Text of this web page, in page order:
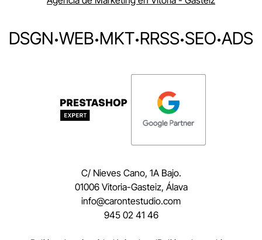
DSGN·WEB·MKT·RRSS·SEO·ADS
C/ Nieves Cano, 1A Bajo.
01006 Vitoria-Gasteiz, Álava
moc.oidutsetnorac@ofni
945 02 41 46